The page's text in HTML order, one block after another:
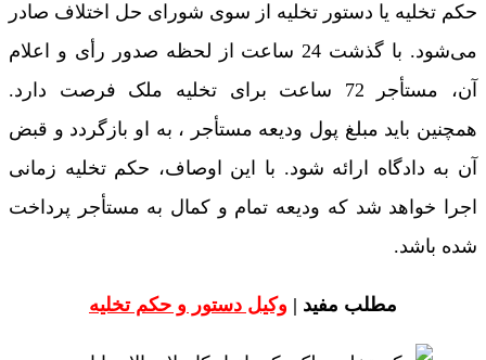
حکم تخلیه یا دستور تخلیه از سوی شورای حل اختلاف صادر
می‌شود. با گذشت 24 ساعت از لحظه صدور رأی و اعلام
آن، مستأجر 72 ساعت برای تخلیه ملک فرصت دارد.
همچنین باید مبلغ پول ودیعه مستأجر ، به او بازگردد و قبض
آن به دادگاه ارائه شود. با این اوصاف، حکم تخلیه زمانی
اجرا خواهد شد که ودیعه تمام و کمال به مستأجر پرداخت
شده باشد.
مطلب مفید | وکیل دستور و حکم تخلیه